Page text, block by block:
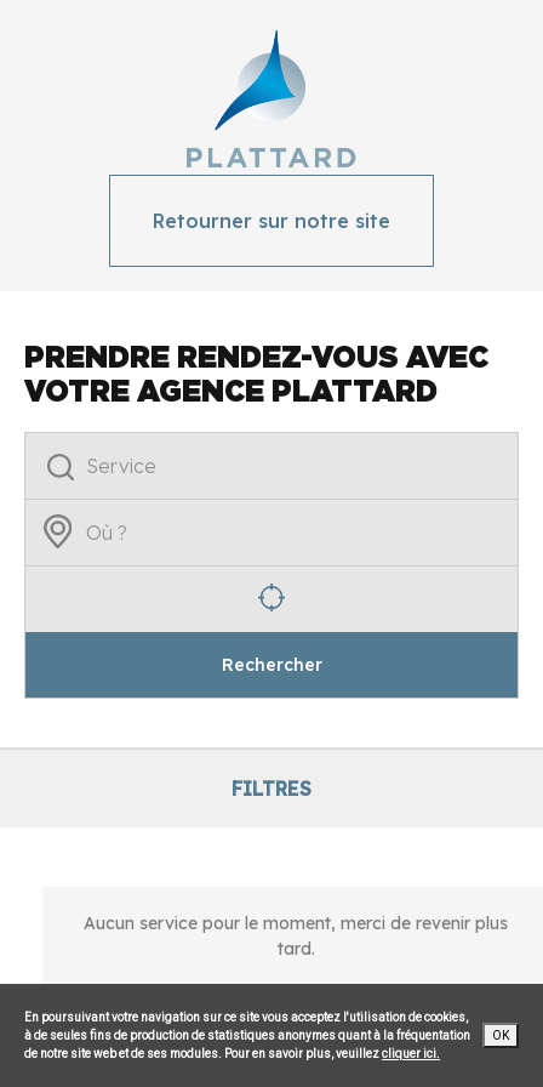
Retourner sur notre site
PRENDRE RENDEZ-VOUS AVEC
VOTRE AGENCE PLATTARD
Rechercher
FILTRES
Aucun service pour le moment, merci de revenir plus
tard.
En poursuivant votre navigation sur ce site vous acceptez l'utilisation de cookies,
à de seules fins de production de statistiques anonymes quant à la fréquentation
de notre site web et de ses modules. Pour en savoir plus, veuillezcliquer ici.
OK